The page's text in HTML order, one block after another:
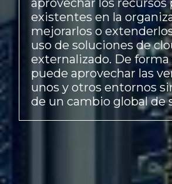
aprovechar los recursos
existentes en la
mejorarlos o
uso de soluciones de
externalizado. De forma
puede aprovechar las
unos y otros entornos
de un cambio global de